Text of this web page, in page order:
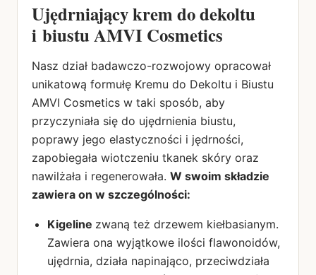
Ujędrniający krem do dekoltu
i biustu AMVI Cosmetics
Nasz dział badawczo-rozwojowy opracował
unikatową formułę Kremu do Dekoltu i Biustu
AMVI Cosmetics w taki sposób, aby
przyczyniała się do ujędrnienia biustu,
poprawy jego elastyczności i jędrności,
zapobiegała wiotczeniu tkanek skóry oraz
nawilżała i regenerowała. W swoim składzie
zawiera on w szczególności:
Kigeline zwaną też drzewem kiełbasianym.
Zawiera ona wyjątkowe ilości flawonoidów,
ujędrnia, działa napinająco, przeciwdziała